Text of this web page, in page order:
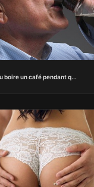
boire un café pendant q...